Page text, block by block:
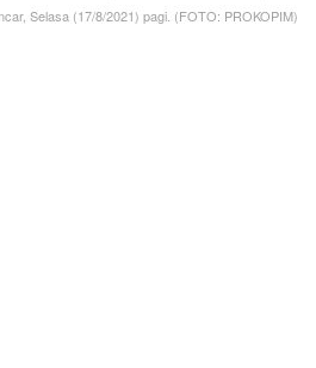
Selasa (17/8/2021) pagi. (FOTO: PROKOPIM)